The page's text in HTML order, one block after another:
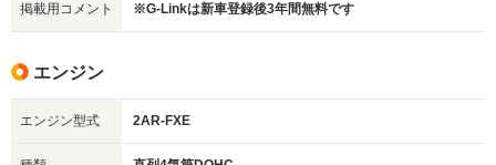
掲載用コメント ※G-Linkは新車登録後3年間無料です
エンジン
エンジン型式 2AR-FXE